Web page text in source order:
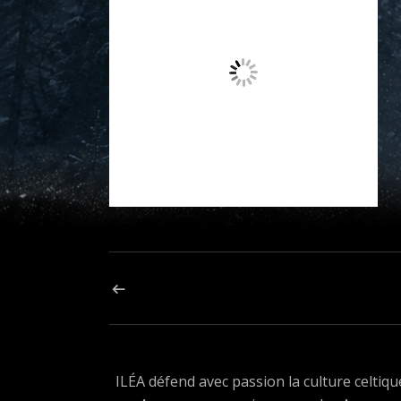
Navigation de l’article
ILÉA défend avec passion la culture